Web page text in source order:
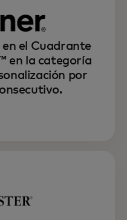
ir más allá de las
con interacciones
el Cuadrante
en la categoría
por